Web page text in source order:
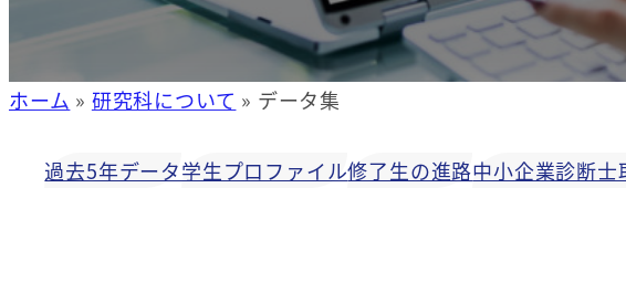
ホーム » 研究科について » データ集
過去5年データ学生プロファイル修了生の進路中小企業診断士